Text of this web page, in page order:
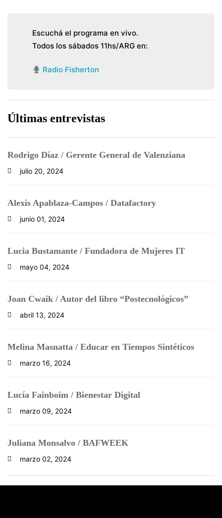
Escuchá el programa en vivo.
Todos los sábados 11hs/ARG en:
Radio Fisherton
Últimas entrevistas
Rodrigo Díaz / Gerente General de Valenziana
julio 20, 2024
Alexis Apablaza-Campos / Datafactory
junio 01, 2024
Lucia Bustamante / Fundadora de Mujeres IT
mayo 04, 2024
Joan Cwaik / Autor del libro “Postecnológicos”
abril 13, 2024
Melina Masnatta / Educar en Tiempos Sintéticos
marzo 16, 2024
Lucía Fainboim / Bienestar Digital
marzo 09, 2024
Juliana Monsalvo / BAFWEEK
marzo 02, 2024